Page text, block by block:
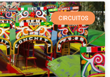
CIRCUITOS